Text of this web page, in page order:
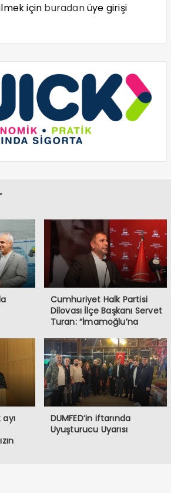
için buradanüye girişi
Cumhuriyet Halk Partisi
Dilovası İlçe Başkanı Servet
Turan: “İmamoğlu’na
Halkın İradesine
Müdahaledir”
DUMFED’in iftarında
Uyuşturucu Uyarısı